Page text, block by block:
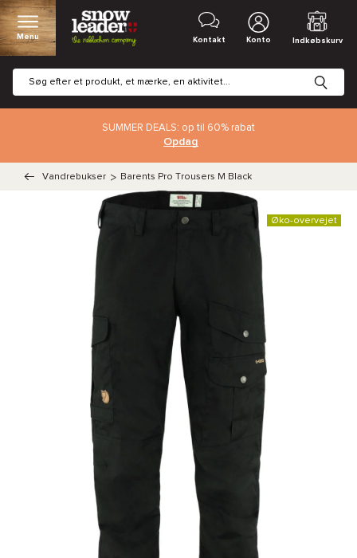
Menu Kontakt Konto Indkøbskurv
SUMMER DEALS: op til 60% rabat
Opdag
Vandrebukser > Barents Pro Trousers M Black
Øko-overvejet